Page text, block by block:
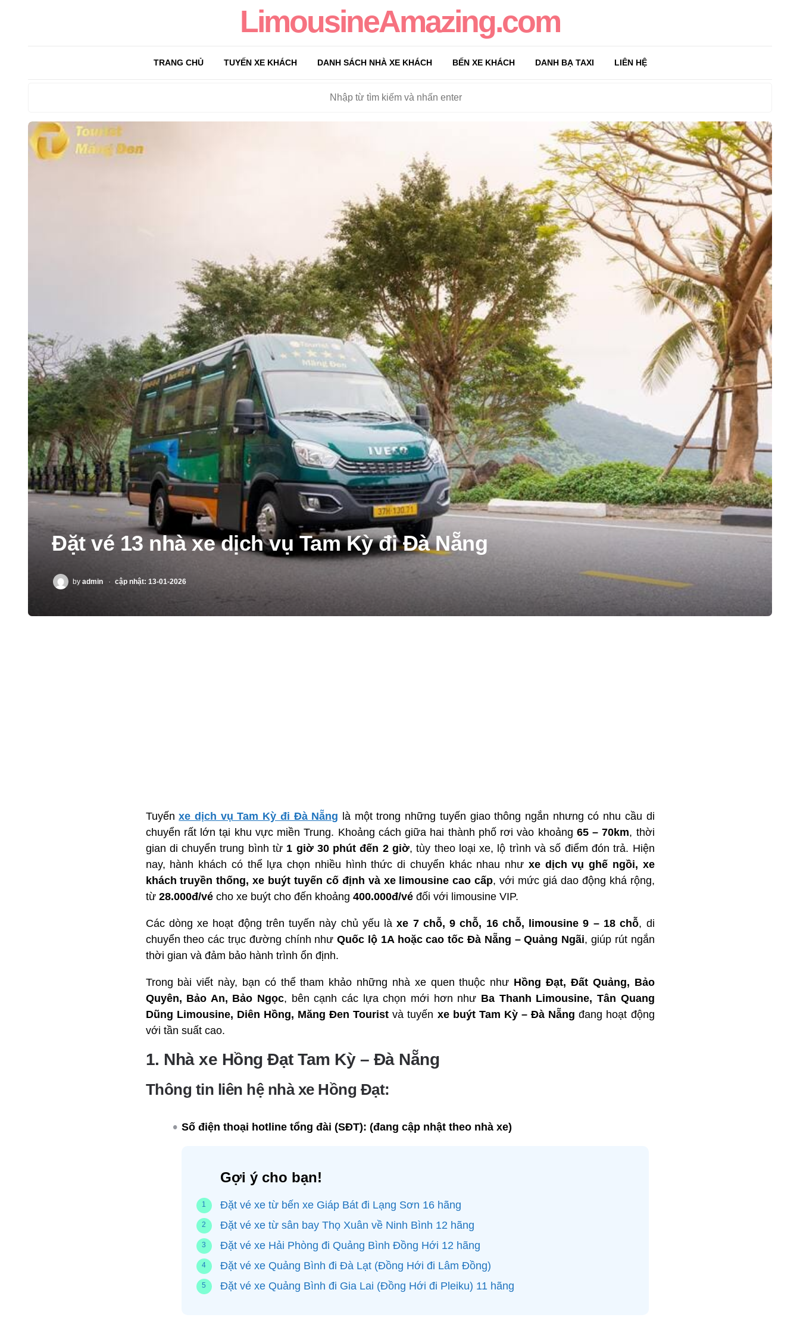
LimousineAmazing.com
TRANG CHỦ TUYẾN XE KHÁCH DANH SÁCH NHÀ XE KHÁCH BẾN XE KHÁCH DANH BẠ TAXI LIÊN HỆ
Đặt vé 13 nhà xe dịch vụ Tam Kỳ đi Đà Nẵng
POSTED
by admin cập nhật: 13-01-2026
Tuyếnxe dịch vụ Tam Kỳ đi Đà Nẵng là một trong những tuyến giao thông ngắn nhưng có nhu cầu di
chuyển rất lớn tại khu vực miền Trung. Khoảng cách giữa hai thành phố rơi vào khoảng 65 – 70km, thời
gian di chuyển trung bình từ 1 giờ 30 phút đến 2 giờ, tùy theo loại xe, lộ trình và số điểm đón trả. Hiện
nay, hành khách có thể lựa chọn nhiều hình thức di chuyển khác nhau như xe dịch vụ ghế ngồi, xe
khách truyền thống, xe buýt tuyến cố định và xe limousine cao cấp, với mức giá dao động khá rộng,
từ 28.000đ/vécho xe buýt cho đến khoảng 400.000đ/véđối với limousine VIP.
Các dòng xe hoạt động trên tuyến này chủ yếu làxe 7 chỗ, 9 chỗ, 16 chỗ, limousine 9 – 18 chỗ, di
chuyển theo các trục đường chính nhưQuốc lộ 1A hoặc cao tốc Đà Nẵng – Quảng Ngãi, giúp rút ngắn
thời gian và đảm bảo hành trình ổn định.
Trong bài viết này, bạn có thể tham khảo những nhà xe quen thuộc như Hồng Đạt, Đất Quảng, Bảo
Quyên, Bảo An, Bảo Ngọc, bên cạnh các lựa chọn mới hơn như Ba Thanh Limousine, Tân Quang
Dũng Limousine, Diên Hồng, Măng Đen Tourist và tuyến xe buýt Tam Kỳ – Đà Nẵng đang hoạt động
với tần suất cao.
1. Nhà xe Hồng Đạt Tam Kỳ – Đà Nẵng
Thông tin liên hệ nhà xe Hồng Đạt:
Số điện thoại hotline tổng đài (SĐT): (đang cập nhật theo nhà xe)
Gợi ý cho bạn!
Đặt vé xe từ bến xe Giáp Bát đi Lạng Sơn 16 hãng
Đặt vé xe từ sân bay Thọ Xuân về Ninh Bình 12 hãng
Đặt vé xe Hải Phòng đi Quảng Bình Đồng Hới 12 hãng
Đặt vé xe Quảng Bình đi Đà Lạt (Đồng Hới đi Lâm Đồng)
Đặt vé xe Quảng Bình đi Gia Lai (Đồng Hới đi Pleiku) 11 hãng